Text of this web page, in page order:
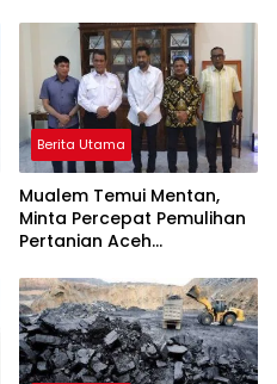
Berita Utama
Mualem Temui Mentan,
Minta Percepat Pemulihan
Pertanian Aceh